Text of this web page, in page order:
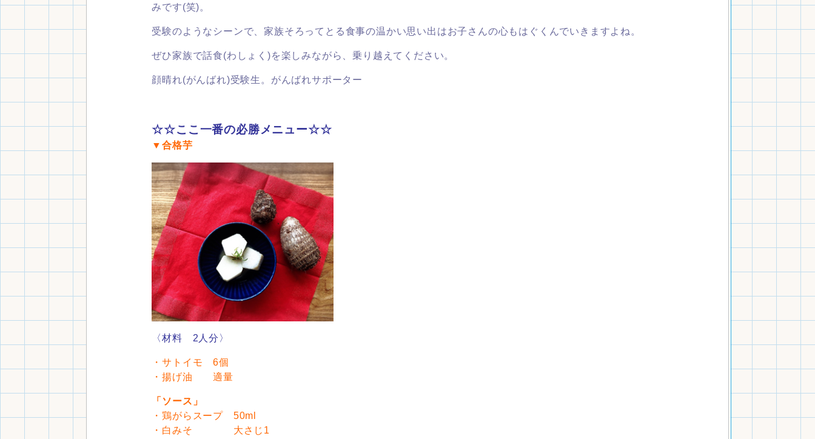
みです(笑)。
受験のようなシーンで、家族そろってとる食事の温かい思い出はお子さんの心もはぐくんでいきますよね。
ぜひ家族で話食(わしょく)を楽しみながら、乗り越えてください。
顔晴れ(がんばれ)受験生。がんばれサポーター
☆☆ここ一番の必勝メニュー☆☆
▼合格芋
〈材料 2人分〉
・サトイモ6個
・揚げ油 適量
「ソース」
・鶏がらスープ 50ml
・白みそ 大さじ1